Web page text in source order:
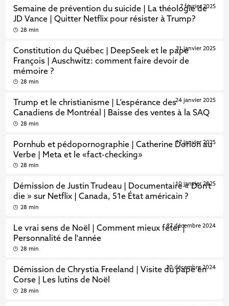
Semaine de prévention du suicide | La théologie de
JD Vance | Quitter Netflix pour résister à Trump?
7 février 2025
28 min
Constitution du Québec | DeepSeek et le pape
François | Auschwitz: comment faire devoir de
mémoire ?
31 janvier 2025
28 min
Trump et le christianisme | L'espérance des
Canadiens de Montréal | Baisse des ventes à la SAQ
24 janvier 2025
28 min
Pornhub et pédopornographie | Catherine Dorion au
Verbe | Meta et le «fact-checking»
17 janvier 2025
28 min
Démission de Justin Trudeau | Documentaire « Don't
die » sur Netflix | Canada, 51e État américain ?
10 janvier 2025
28 min
Le vrai sens de Noël | Comment mieux fêter |
Personnalité de l'année
27 décembre 2024
28 min
Démission de Chrystia Freeland | Visite du pape en
Corse | Les lutins de Noël
20 décembre 2024
28 min